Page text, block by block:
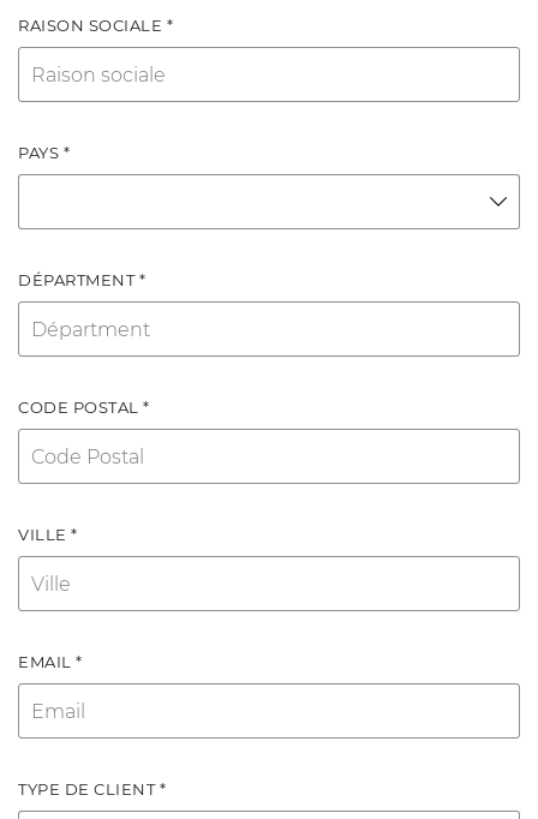
RAISON SOCIALE *
PAYS *
DÉPARTMENT *
CODE POSTAL *
VILLE *
EMAIL *
TYPE DE CLIENT *